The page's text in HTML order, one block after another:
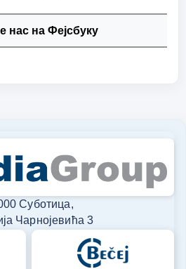
нас на Фејсбуку
Суботица,
Чарнојевића 3